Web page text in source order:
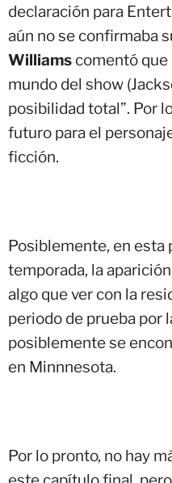
declaración para
aún no se confirmaba
Williams comentó que
mundo del show
posibilidad total”. Por
futuro para el
ficción.
Posiblemente, en esta
temporada, la
algo que ver con la
periodo de prueba por
posiblemente se
en Minnnesota.
Por lo pronto, no hay